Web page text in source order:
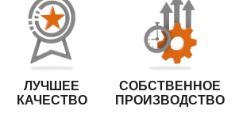
ЛУЧШЕЕ
КАЧЕСТВО
СОБСТВЕННОЕ
ПРОИЗВОДСТВО